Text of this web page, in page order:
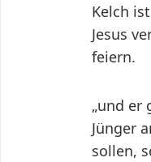
Kelch
Jesus
feiern.
„und er
Jünger
sollen,